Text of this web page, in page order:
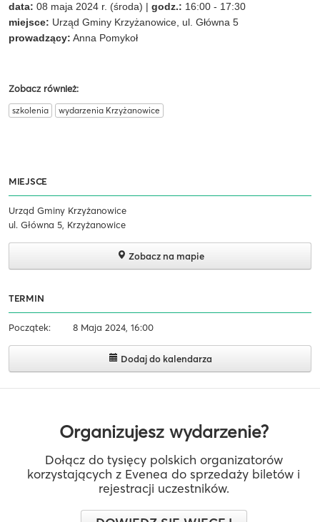
data: 08 maja 2024 r. (środa) | godz.: 16:00 - 17:30
miejsce: Urząd Gminy Krzyżanowice, ul. Główna 5
prowadzący: Anna Pomykoł
Zobacz również:
szkolenia wydarzenia Krzyżanowice
MIEJSCE
Urząd Gminy Krzyżanowice
ul. Główna 5, Krzyżanowice
Zobacz na mapie
TERMIN
Początek: 8 Maja 2024, 16:00
Dodaj do kalendarza
Organizujesz wydarzenie?
Dołącz do tysięcy polskich organizatorów
korzystających z Evenea do sprzedaży biletów i
rejestracji uczestników.